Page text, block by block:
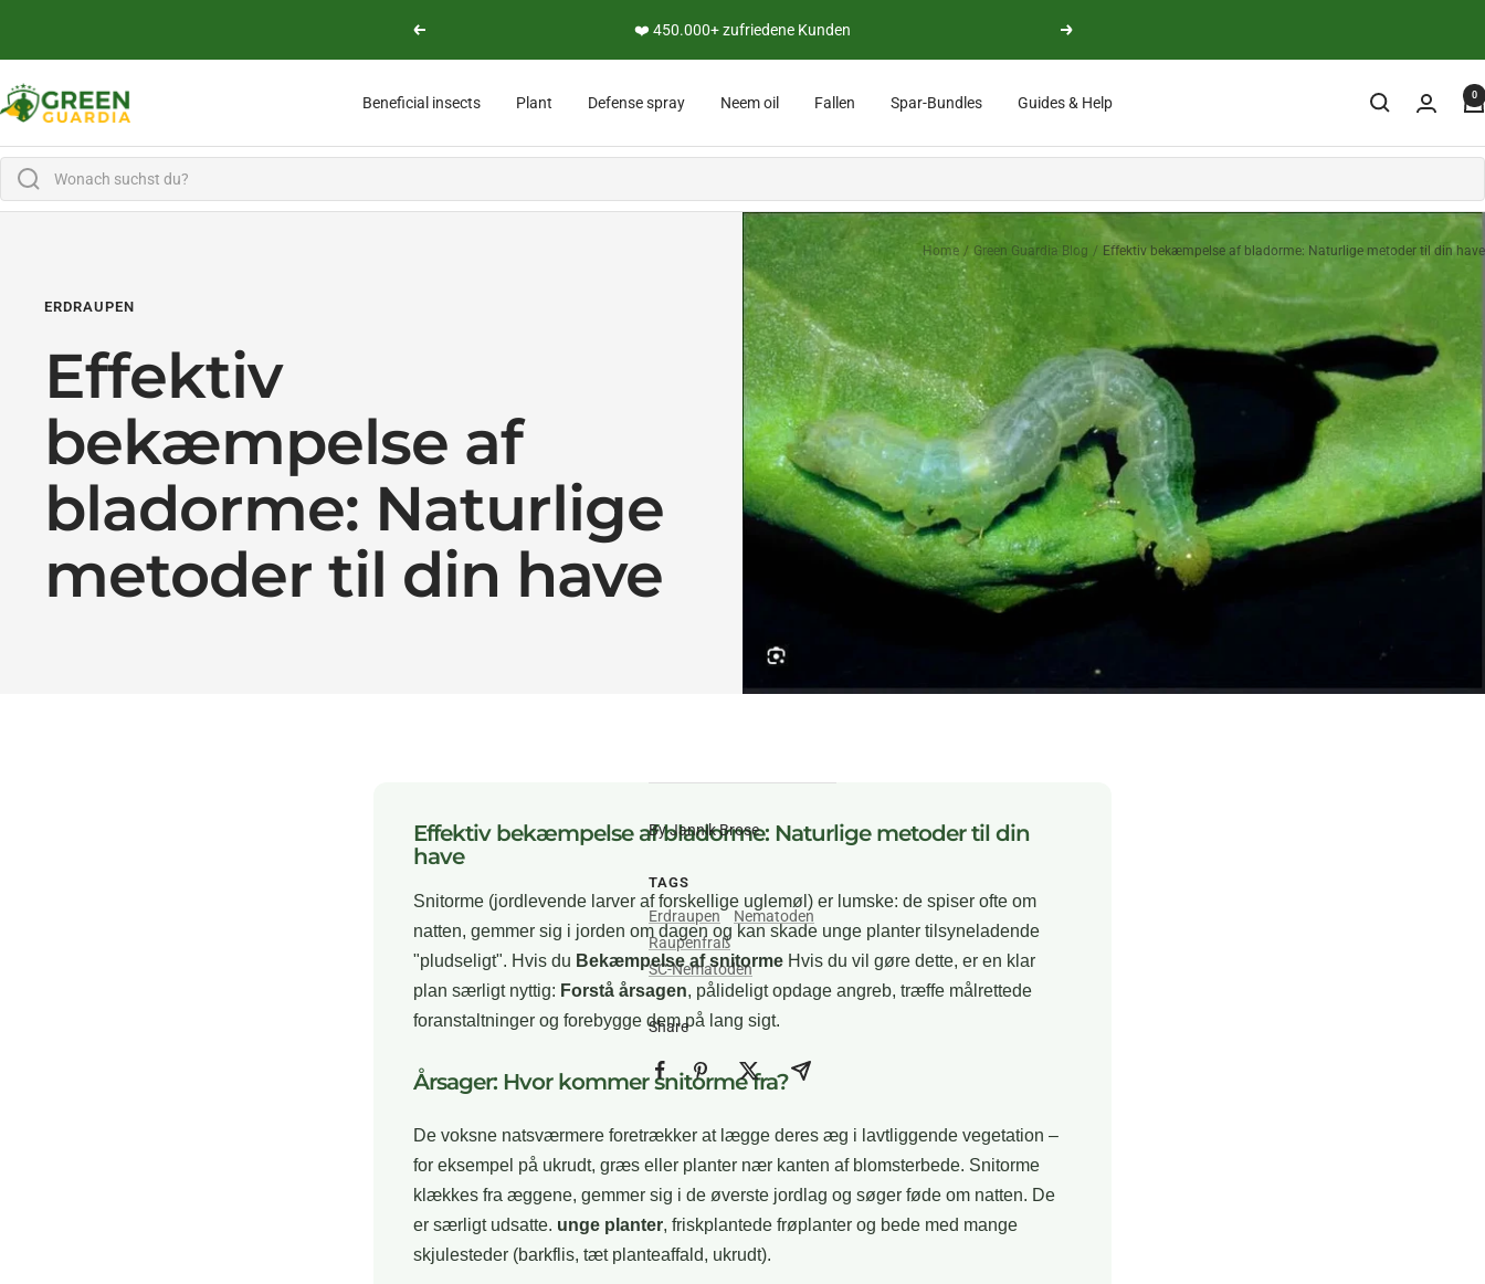
Previous
❤️ 450.000+ zufriedene Kunden Next
Beneficial insects Plant Defense spray Neem oil Fallen Spar-Bundles Guides & Help
Green Guardia - Ihr Experte für Schädlinge und Pflanzen 0
Home Green Guardia Blog Effektiv bekæmpelse af bladorme: Naturlige metoder til din have
ERDRAUPEN
Effektiv
bekæmpelse af
bladorme: Naturlige
metoder til din have
By Jannik Brose
TAGS
Erdraupen
Nematoden
Raupenfraß
SC-Nematoden
Share
Effektiv bekæmpelse af bladorme: Naturlige metoder til din
have
Snitorme (jordlevende larver af forskellige uglemøl) er lumske: de spiser ofte om
natten, gemmer sig i jorden om dagen og kan skade unge planter tilsyneladende
"pludseligt". Hvis du Bekæmpelse af snitorme Hvis du vil gøre dette, er en klar
plan særligt nyttig: Forstå årsagen, pålideligt opdage angreb, træffe målrettede
foranstaltninger og forebygge dem på lang sigt.
Årsager: Hvor kommer snitorme fra?
De voksne natsværmere foretrækker at lægge deres æg i lavtliggende vegetation –
for eksempel på ukrudt, græs eller planter nær kanten af blomsterbede. Snitorme
klækkes fra æggene, gemmer sig i de øverste jordlag og søger føde om natten. De
er særligt udsatte. unge planter, friskplantede frøplanter og bede med mange
skjulesteder (barkflis, tæt planteaffald, ukrudt).